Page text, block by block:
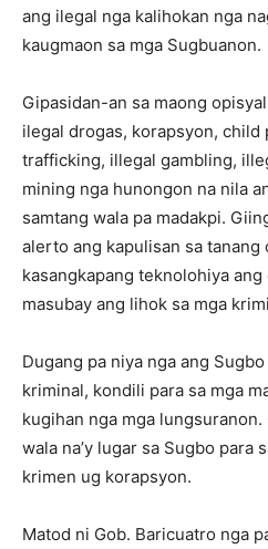
ang ilegal nga kalihokan nga
kaugmaon sa mga Sugbuanon.
Gipasidan-an sa maong
ilegal drogas, korapsyon, child
trafficking, illegal gambling,
mining nga hunongon na nila
samtang wala pa madakpi.
alerto ang kapulisan sa tanang
kasangkapang teknolohiya
masubay ang lihok sa mga
Dugang pa niya nga ang
kriminal, kondili para sa mga
kugihan nga mga
wala na’y lugar sa Sugbo para
krimen ug korapsyon.
Matod ni Gob. Baricuatro nga